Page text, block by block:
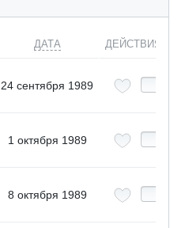
ДАТА ДЕЙСТВИЯ
24 сентября 1989
1 октября 1989
8 октября 1989